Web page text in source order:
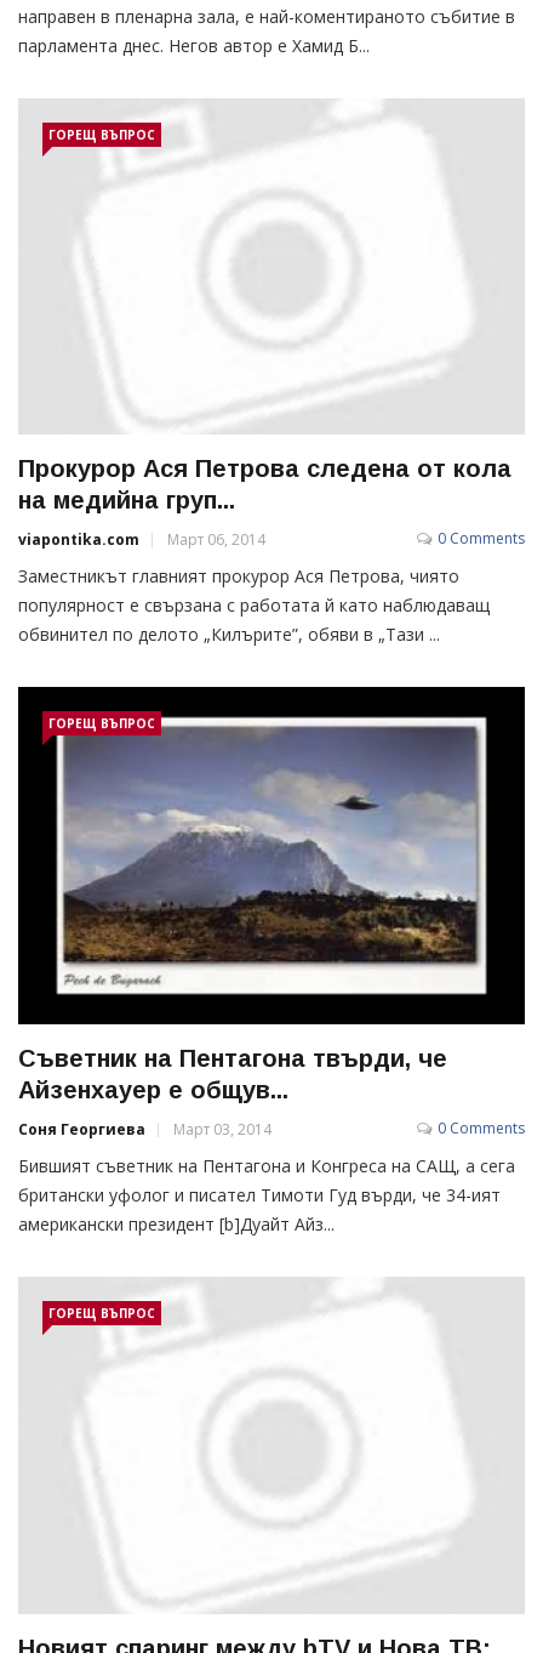
направен в пленарна зала, е най-коментираното събитие в
парламента днес. Негов автор е Хамид Б...
ГОРЕЩ ВЪПРОС
Прокурор Ася Петрова следена от кола
на медийна груп...
viapontika.com Март 06, 2014 0 Comments
Заместникът главният прокурор Ася Петрова, чиято
популярност е свързана с работата й като наблюдаващ
обвинител по делото „Килърите”, обяви в „Тази ...
ГОРЕЩ ВЪПРОС
Съветник на Пентагона твърди, че
Айзенхауер е общув...
Соня Георгиева Март 03, 2014 0 Comments
Бившият съветник на Пентагона и Конгреса на САЩ, а сега
британски уфолог и писател Тимоти Гуд върди, че 34-ият
американски президент [b]Дуайт Айз...
ГОРЕЩ ВЪПРОС